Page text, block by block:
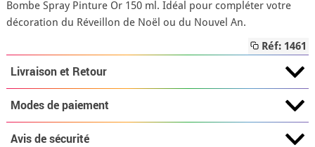
Bombe Spray Pinture Or 150 ml. Idéal pour compléter votre
décoration du Réveillon de Noël ou du Nouvel An.
Réf: 1461
Livraison et Retour
Modes de paiement
Avis de sécurité